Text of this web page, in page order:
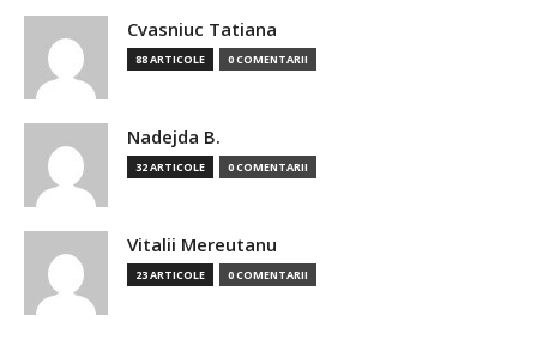
Cvasniuc Tatiana
88 ARTICOLE 0 COMENTARII
Nadejda B.
32 ARTICOLE 0 COMENTARII
Vitalii Mereutanu
23 ARTICOLE 0 COMENTARII